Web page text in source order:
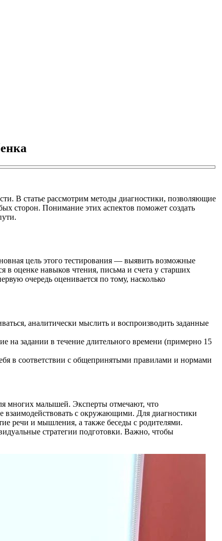
В статье рассмотрим методы диагностики, позволяющие
сторон. Понимание этих аспектов поможет создать
цель этого тестирования — выявить возможные
в оценке навыков чтения, письма и счета у старших
очередь оценивается по тому, насколько
аналитически мыслить и воспроизводить заданные
на задании в течение длительного времени (примерно 15
в соответствии с общепринятыми правилами и нормами
многих малышей. Эксперты отмечают, что
взаимодействовать с окружающими. Для диагностики
речи и мышления, а также беседы с родителями.
стратегии подготовки. Важно, чтобы